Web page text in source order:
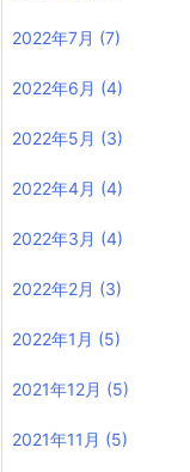
2022年7月 (7)
2022年6月 (4)
2022年5月 (3)
2022年4月 (4)
2022年3月 (4)
2022年2月 (3)
2022年1月 (5)
2021年12月 (5)
2021年11月 (5)